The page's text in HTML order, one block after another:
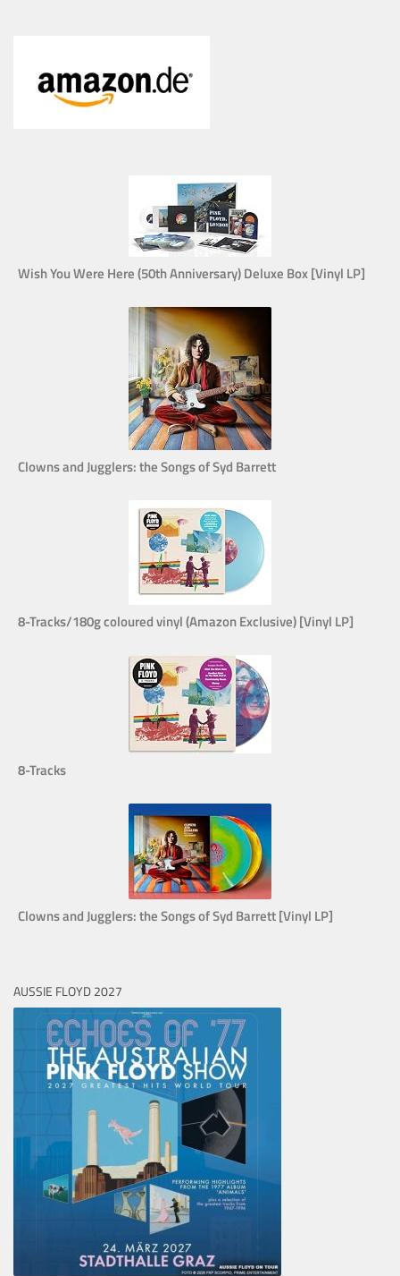
Wish You Were Here (50th Anniversary) Deluxe Box [Vinyl LP]
Clowns and Jugglers: the Songs of Syd Barrett
8-Tracks/180g coloured vinyl (Amazon Exclusive) [Vinyl LP]
8-Tracks
Clowns and Jugglers: the Songs of Syd Barrett [Vinyl LP]
AUSSIE FLOYD 2027